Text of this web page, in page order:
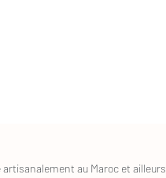
artisanalement au Maroc et ailleurs